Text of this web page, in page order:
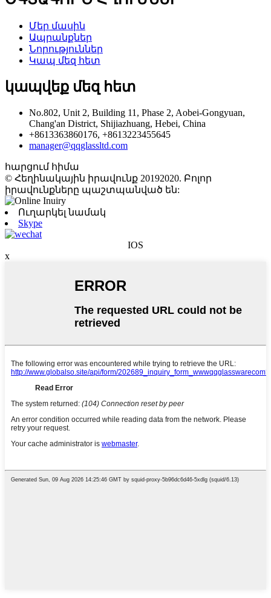
Մեր մասին
Ապրանքներ
Նորություններ
Կապ մեզ հետ
կապվեք մեզ հետ
No.802, Unit 2, Building 11, Phase 2, Aobei-Gongyuan,
Chang'an District, Shijiazhuang, Hebei, China
+8613363860176, +8613223455645
manager@qqglassltd.com
հարցում հիմա
© Հեղինակային իրավունք 20192020. Բոլոր
իրավունքները պաշտպանված են:
Ուղարկել նամակ
Skype
IOS
x